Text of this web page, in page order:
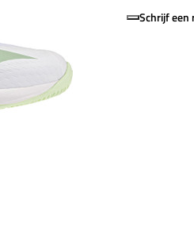
Schrijf een